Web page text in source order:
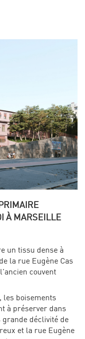
À MARSEILLE
un tissu dense à
la rue Eugène Cas
couvent
les boisements
à préserver dans
déclivité de
et la rue Eugène